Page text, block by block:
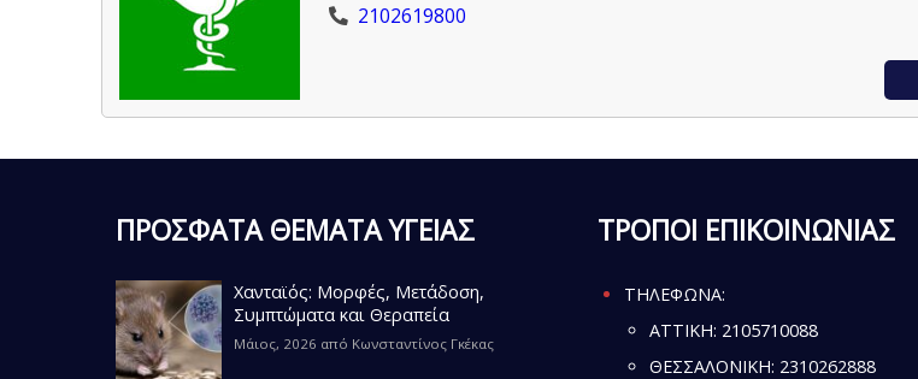
2102619800
ΠΡΟΣΦΑΤΑ ΘΕΜΑΤΑ ΥΓΕΙΑΣ
Χανταϊός: Μορφές, Μετάδοση,
Συμπτώματα και Θεραπεία
Μάιος, 2026 από Κωνσταντίνος Γκέκας
ΤΡΟΠΟΙ ΕΠΙΚΟΙΝΩΝΙΑΣ
ΤΗΛΕΦΩΝΑ:
ATTIKH: 2105710088
ΘΕΣΣΑΛΟΝΙΚΗ: 2310262888